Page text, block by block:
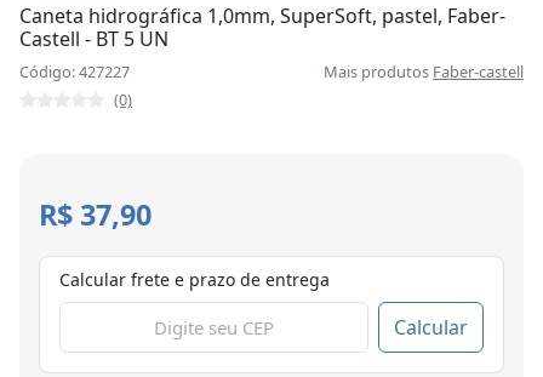
Caneta hidrográfica 1,0mm, SuperSoft, pastel, Faber-
Castell - BT 5 UN
Código: 427227 Mais produtos Faber-castell
(0)
R$ 37,90
Calcular frete e prazo de entrega
Calcular